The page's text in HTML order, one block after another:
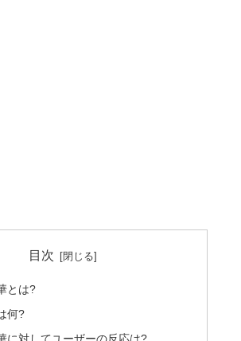
目次
とは?
何?